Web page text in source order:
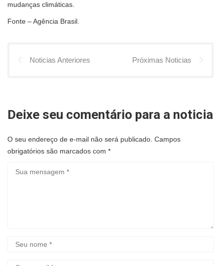
mudanças climáticas.
Fonte – Agência Brasil.
Noticias Anteriores Próximas Noticias
Deixe seu comentário para a noticia
O seu endereço de e-mail não será publicado. Campos
obrigatórios são marcados com *